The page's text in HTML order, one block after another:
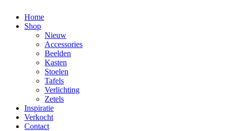
Home
Shop
Nieuw
Accessories
Beelden
Kasten
Stoelen
Tafels
Verlichting
Zetels
Inspiratie
Verkocht
Contact